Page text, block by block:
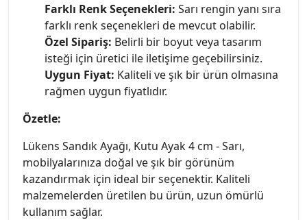
Farklı Renk Seçenekleri: Sarı rengin yanı sıra
farklı renk seçenekleri de mevcut olabilir.
Özel Sipariş: Belirli bir boyut veya tasarım
isteği için üretici ile iletişime geçebilirsiniz.
Uygun Fiyat: Kaliteli ve şık bir ürün olmasına
rağmen uygun fiyatlıdır.
Özetle:
Lükens Sandık Ayağı, Kutu Ayak 4 cm - Sarı,
mobilyalarınıza doğal ve şık bir görünüm
kazandırmak için ideal bir seçenektir. Kaliteli
malzemelerden üretilen bu ürün, uzun ömürlü
kullanım sağlar.